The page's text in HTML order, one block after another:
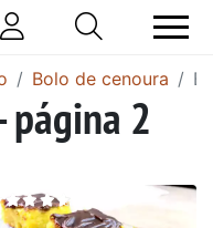
Bolo de cenoura
página 2